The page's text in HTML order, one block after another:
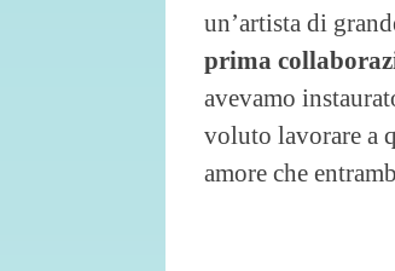
un’artista di
prima
avevamo
voluto lavorare a
amore che